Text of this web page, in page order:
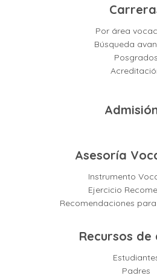
Por área
Búsqueda
Posgrados
Asesoría
Instrumento
Ejercicio
Recomendaciones
Recursos de
Padres